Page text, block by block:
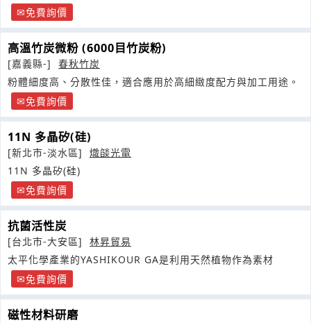
採用特殊礦化劑
免費詢價
高溫竹炭微粉 (6000目竹炭粉)
[嘉義縣-]
春秋竹炭
粉體細度高、分散性佳，適合應用於高細緻度配方與加工用途。
免費詢價
11N 多晶矽(硅)
[新北市-淡水區]
熾燄光電
11N 多晶矽(硅)
免費詢價
抗菌活性炭
[台北市-大安區]
林昇貿易
太平化學產業的YASHIKOUR GA是利用天然植物作為素材
免費詢價
磁性材料研磨